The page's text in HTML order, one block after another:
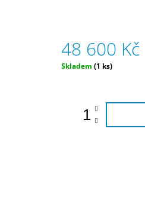
48 600 Kč
Měrná
Skladem (1 ks)